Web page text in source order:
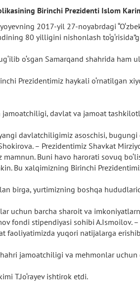
Birinchi Prezidenti Islom
2017-yil 27-noyabrdagi
80 yilligini nishonlash
o‘sgan Samarqand shahrida
Prezidentimiz haykali
davlat va jamoat
davlatchiligimiz asoschisi,
– Prezidentimiz Shavkat
Buni havo harorati sovuq
Bu xalqimizning Birinchi
birga, yurtimizning boshqa
uchun barcha sharoit va
fondi stipendiyasi sohibi A.Ismoilov.
faoliyatimizda yuqori natijalarga
jamoatchiligi va mehmonlar
T.Jo‘rayev ishtirok etdi.